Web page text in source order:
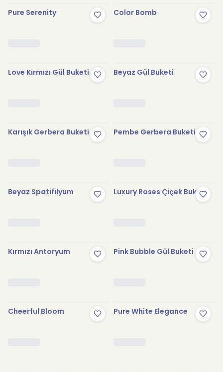
Pure Serenity Color Bomb
Love Kırmızı Gül Buketi Beyaz Gül Buketi
Karışık Gerbera Buketi Pembe Gerbera Buketi
Beyaz Spatifilyum Luxury Roses Çiçek Buketi
Kırmızı Antoryum Pink Bubble Gül Buketi
Cheerful Bloom Pure White Elegance